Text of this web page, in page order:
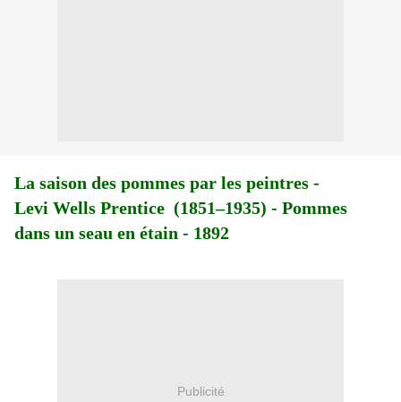
La saison des pommes par les peintres -
Levi Wells Prentice (1851–1935) - Pommes
dans un seau en étain - 1892
Publicité